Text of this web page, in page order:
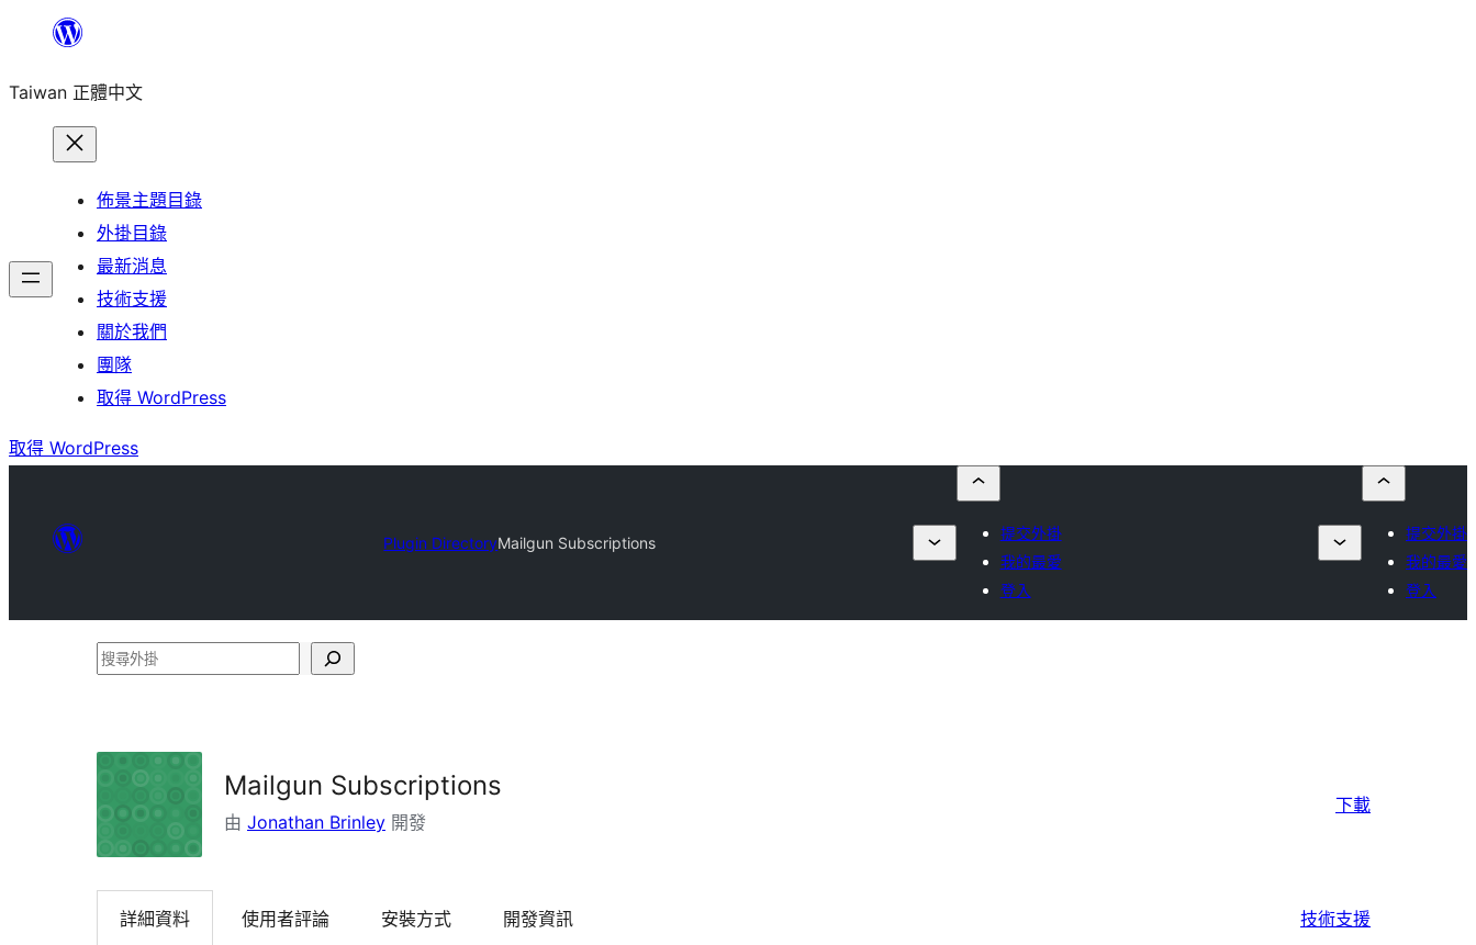
主
Taiwan 正體中文
佈景主題目錄
外掛目錄
最新消息
技術支援
關於我們
團隊
取得 WordPress
取得 WordPress
Plugin DirectoryMailgun Subscriptions
提交外掛
我的最愛
登入
提交外掛
我的最愛
登入
搜
掛
Mailgun Subscriptions
由 Jonathan Brinley 開發
下載
詳細資料 使用者評論 安裝方式 開發資訊 技術支援